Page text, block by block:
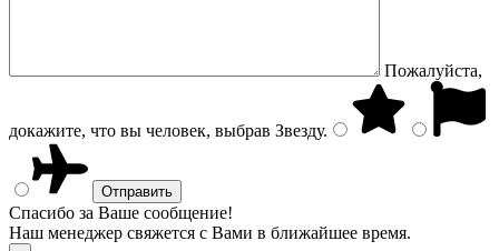
Пожалуйста,
докажите, что вы человек, выбрав Звезду.
Спасибо за Ваше сообщение!
Наш менеджер свяжется с Вами в ближайшее время.